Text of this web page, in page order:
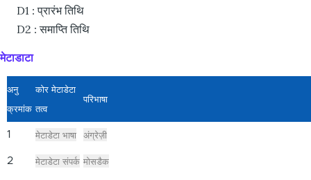
D1 : प्रारंभ तिथि
D2 : समाप्ति तिथि
मेटाडाटा
अनु
क्रमांक
कोर मेटाडेटा
तत्व
परिभाषा
1 मेटाडेटा भाषा अंग्रेज़ी
2 मेटाडेटा संपर्क मोसडैक